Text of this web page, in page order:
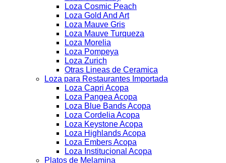
Loza Cosmic Peach
Loza Gold And Art
Loza Mauve Gris
Loza Mauve Turqueza
Loza Morelia
Loza Pompeya
Loza Zurich
Otras Lineas de Ceramica
Loza para Restaurantes Importada
Loza Capri Acopa
Loza Pangea Acopa
Loza Blue Bands Acopa
Loza Cordelia Acopa
Loza Keystone Acopa
Loza Highlands Acopa
Loza Embers Acopa
Loza Institucional Acopa
Platos de Melamina